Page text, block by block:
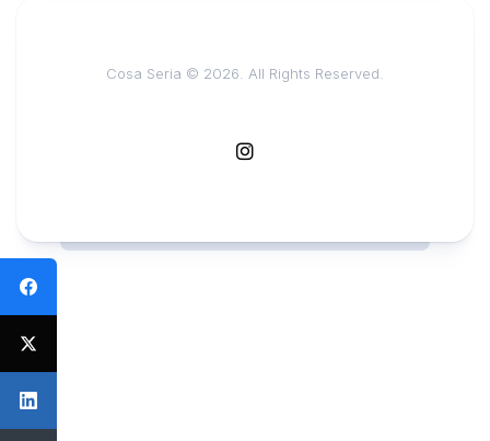
Cosa Seria © 2026. All Rights Reserved.